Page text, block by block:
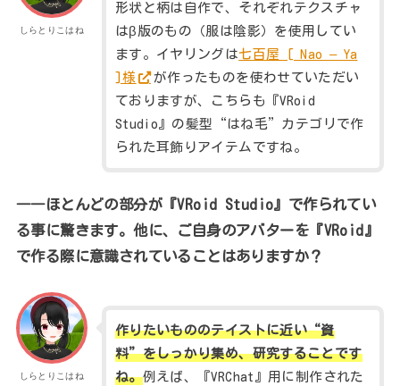
しらとりこはね
形状と柄は自作で、それぞれテクスチャ
はβ版のもの（服は陰影）を使用してい
ます。イヤリングは七百屋 [ Nao – Ya
]様
が作ったものを使わせていただい
ておりますが、こちらも『VRoid
Studio』の髪型“はね毛”カテゴリで作
られた耳飾りアイテムですね。
――ほとんどの部分が『VRoid Studio』で作られてい
る事に驚きます。他に、ご自身のアバターを『VRoid』
で作る際に意識されていることはありますか？
しらとりこはね
作りたいもののテイストに近い“資
料”をしっかり集め、研究することです
ね。例えば、『VRChat』用に制作された